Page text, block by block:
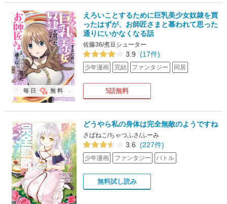
えろいことするために巨乳美少女奴隷を買
ったはずが、お師匠さまと慕われて思った
通りにいかなくなる話
佐藤36/煮豆シューター
3.9 (17件)
少年漫画 完結 ファンタジー 同居
5話無料
毎日 無料
どうやら私の身体は完全無敵のようですね
さばねこ/ちゃつふさ/ふーみ
3.6 (227件)
少年漫画 ファンタジー バトル
無料試し読み